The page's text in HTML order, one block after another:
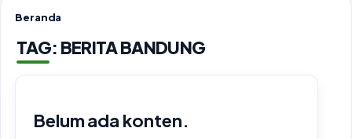
Beranda
TAG: BERITA BANDUNG
Belum ada konten.